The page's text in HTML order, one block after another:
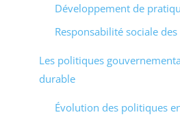
Développement de
Responsabilité sociale
Les politiques
durable
Évolution des politiques